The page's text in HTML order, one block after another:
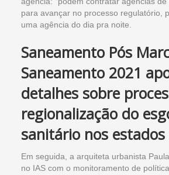
para avançar no processo regulatório,
uma agência do dia pra noite.
Saneamento Pós
Saneamento 2021
detalhes sobre
regionalização do
sanitário nos estados
Em seguida, a arquiteta urbanista
no IAS com o monitoramento de